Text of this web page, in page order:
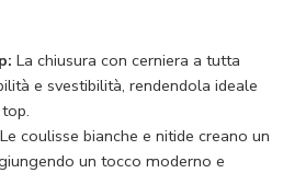
La chiusura con cerniera a tutta
e svestibilità, rendendola ideale
Le coulisse bianche e nitide creano un
un tocco moderno e